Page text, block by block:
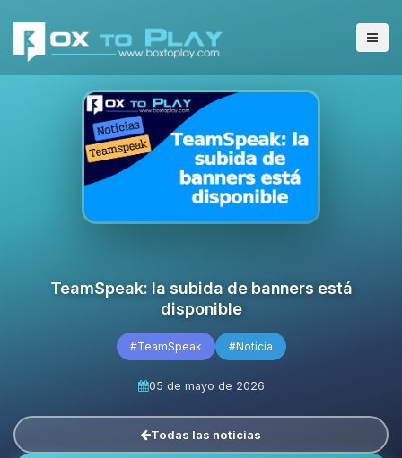
TeamSpeak: la subida de banners está
disponible
#TeamSpeak #Noticia
05 de mayo de 2026
Todas las noticias